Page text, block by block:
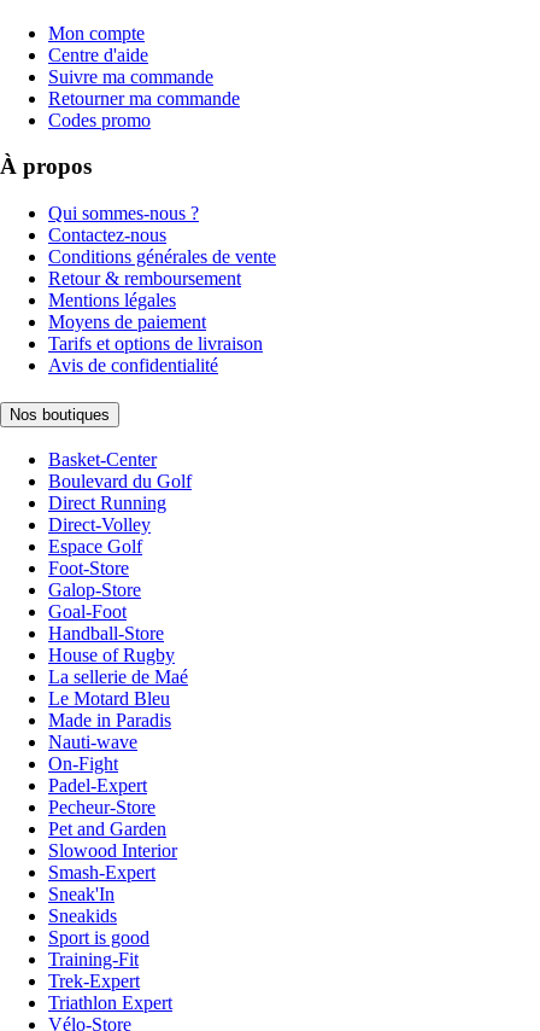
Mon compte
Centre d'aide
Suivre ma commande
Retourner ma commande
Codes promo
À propos
Qui sommes-nous ?
Contactez-nous
Conditions générales de vente
Retour & remboursement
Mentions légales
Moyens de paiement
Tarifs et options de livraison
Avis de confidentialité
Nos boutiques
Basket-Center
Boulevard du Golf
Direct Running
Direct-Volley
Espace Golf
Foot-Store
Galop-Store
Goal-Foot
Handball-Store
House of Rugby
La sellerie de Maé
Le Motard Bleu
Made in Paradis
Nauti-wave
On-Fight
Padel-Expert
Pecheur-Store
Pet and Garden
Slowood Interior
Smash-Expert
Sneak'In
Sneakids
Sport is good
Training-Fit
Trek-Expert
Triathlon Expert
Vélo-Store